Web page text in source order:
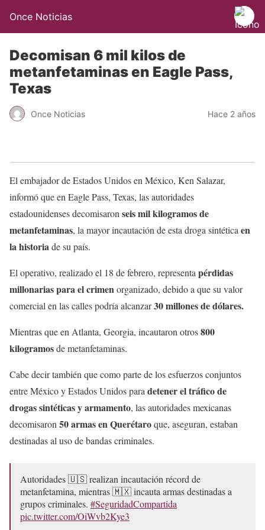
Once Noticias
Decomisan 6 mil kilos de
metanfetaminas en Eagle Pass,
Texas
Once Noticias Hace 2 años
El embajador de Estados Unidos en México, Ken Salazar,
informó que en Eagle Pass, Texas, las autoridades
estadounidenses decomisaron seis mil kilogramos de
metanfetaminas, la mayor incautación de esta droga sintética en
la historiade su país.
El operativo, realizado el 18 de febrero, representa pérdidas
millonarias para el crimenorganizado, debido a que su valor
comercial en las calles podría alcanzar30 millones de dólares.
Mientras que en Atlanta, Georgia, incautaron otros800
kilogramosde metanfetaminas.
Cabe decir también que como parte de los esfuerzos conjuntos
entre México y Estados Unidos para detener el tráfico de
drogas sintéticas y armamento, las autoridades mexicanas
decomisaron 50 armas en Querétaroque, aseguran, estaban
destinadas al uso de bandas criminales.
Autoridades 🇺🇸 realizan incautación récord de
metanfetamina, mientras 🇲🇽 incauta armas destinadas a
grupos criminales. #SeguridadCompartida
pic.twitter.com/OiWvb2Kye3